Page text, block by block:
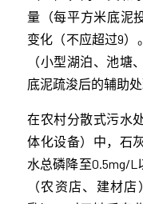
量（每平方米底泥
变化（不应超过9）
（小型湖泊、池塘
底泥疏浚后的辅助处
在农村分散式污水
体化设备）中，石
水总磷降至0.5mg/
（农资店、建材